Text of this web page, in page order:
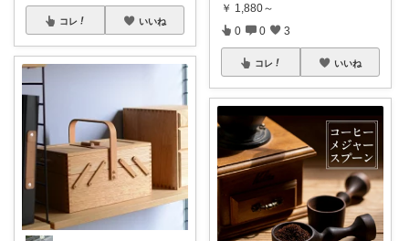
コレ いいね
￥ 1,880～
0 0 3
コレ いいね